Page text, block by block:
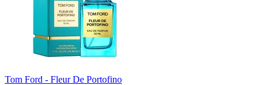
Tom Ford - Fleur De Portofino